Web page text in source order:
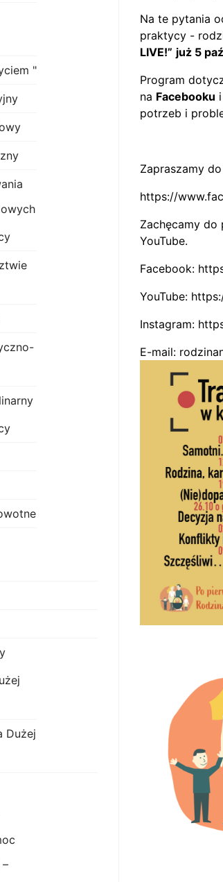
"
Dużej
Na te pytania
praktycy -
LIVE!” już 5
Program
na Facebooku
potrzeb i
Zapraszamy
https://
Zachęcamy do
YouTube.
Facebook:
YouTube:
Instagram:
E-mail: